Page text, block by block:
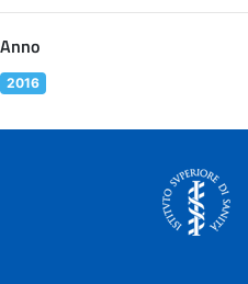
Anno
2016